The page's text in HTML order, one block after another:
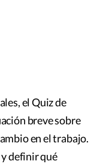
el Quiz de
breve sobre
en el trabajo.
definir qué